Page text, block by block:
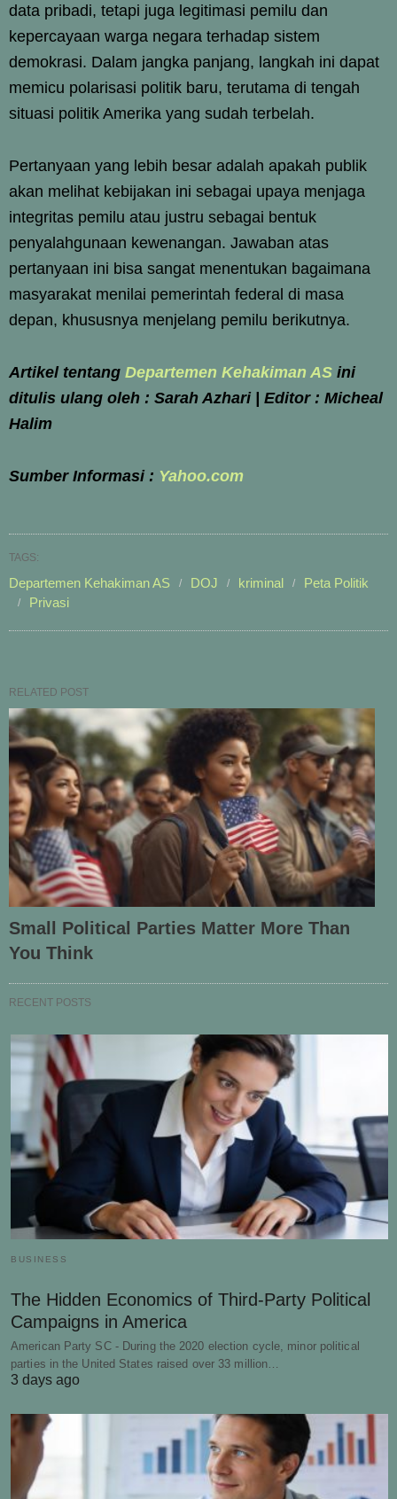
data pribadi, tetapi juga legitimasi pemilu dan
kepercayaan warga negara terhadap sistem
demokrasi. Dalam jangka panjang, langkah ini dapat
memicu polarisasi politik baru, terutama di tengah
situasi politik Amerika yang sudah terbelah.
Pertanyaan yang lebih besar adalah apakah publik
akan melihat kebijakan ini sebagai upaya menjaga
integritas pemilu atau justru sebagai bentuk
penyalahgunaan kewenangan. Jawaban atas
pertanyaan ini bisa sangat menentukan bagaimana
masyarakat menilai pemerintah federal di masa
depan, khususnya menjelang pemilu berikutnya.
Artikel tentang Departemen Kehakiman AS ini
ditulis ulang oleh : Sarah Azhari | Editor : Micheal
Halim
Sumber Informasi : Yahoo.com
TAGS:
Departemen Kehakiman AS DOJ kriminal
Peta Politik
Privasi
RELATED POST
Small Political Parties Matter More Than
You Think
RECENT POSTS
BUSINESS
The Hidden Economics of Third-Party Political
Campaigns in America
American Party SC - During the 2020 election cycle, minor political
parties in the United States raised over 33 million…
3 days ago